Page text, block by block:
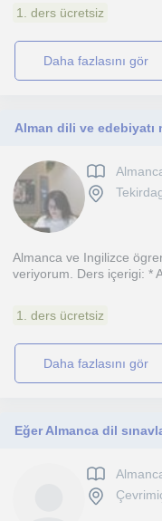
1. ders ücretsiz
daha fazlasını gör
Almanca ve Ingilizce
veriyorum. Ders içerigi: *
1. ders ücretsiz
daha fazlasını gör